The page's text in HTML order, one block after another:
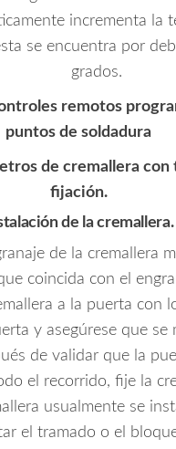
incrementa la
se encuentra por
grados.
remotos
puntos de soldadura
de cremallera con
fijación.
de la cremallera.
de la cremallera
coincida con el
a la puerta con
y asegúrese que se
de validar que la
el recorrido, fije la
usualmente se
el tramado o el